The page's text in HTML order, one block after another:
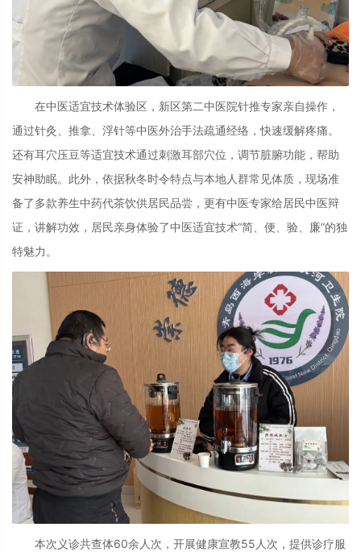
在中医适宜技术体验区，新区第二中医院针推专家亲自操作，
通过针灸、推拿、浮针等中医外治手法疏通经络，快速缓解疼痛。
还有耳穴压豆等适宜技术通过刺激耳部穴位，调节脏腑功能，帮助
安神助眠。此外，依据秋冬时令特点与本地人群常见体质，现场准
备了多款养生中药代茶饮供居民品尝，更有中医专家给居民中医辩
证，讲解功效，居民亲身体验了中医适宜技术“简、便、验、廉”的独
特魅力。
本次义诊共查体60余人次，开展健康宣教55人次，提供诊疗服